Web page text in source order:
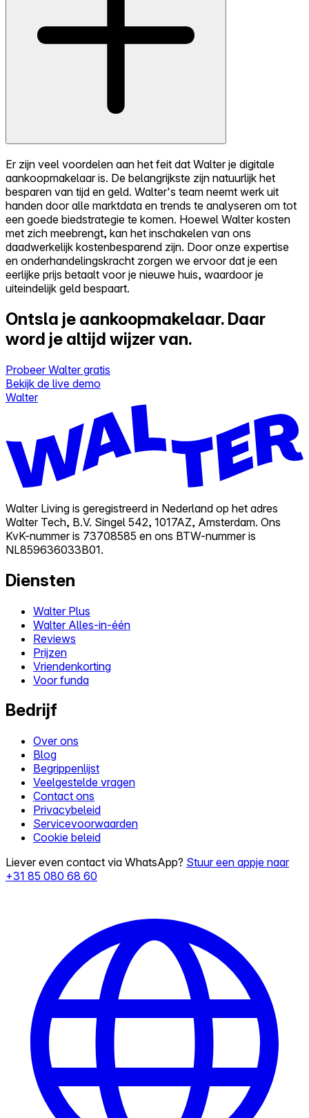
Er zijn veel voordelen aan het feit dat Walter je digitale
aankoopmakelaar is. De belangrijkste zijn natuurlijk het
besparen van tijd en geld. Walter's team neemt werk uit
handen door alle marktdata en trends te analyseren om tot
een goede biedstrategie te komen. Hoewel Walter kosten
met zich meebrengt, kan het inschakelen van ons
daadwerkelijk kostenbesparend zijn. Door onze expertise
en onderhandelingskracht zorgen we ervoor dat je een
eerlijke prijs betaalt voor je nieuwe huis, waardoor je
uiteindelijk geld bespaart.
Ontsla je aankoopmakelaar. Daar
word je altijd wijzer van.
Probeer Walter gratis
Bekijk de live demo
Walter
Walter Living is geregistreerd in Nederland op het adres
Walter Tech, B.V. Singel 542, 1017AZ, Amsterdam. Ons
KvK-nummer is 73708585 en ons BTW-nummer is
NL859636033B01.
Diensten
Walter Plus
Walter Alles-in-één
Reviews
Prijzen
Vriendenkorting
Voor funda
Bedrijf
Over ons
Blog
Begrippenlijst
Veelgestelde vragen
Contact ons
Privacybeleid
Servicevoorwaarden
Cookie beleid
Liever even contact via WhatsApp? Stuur een appje naar
+31 85 080 68 60